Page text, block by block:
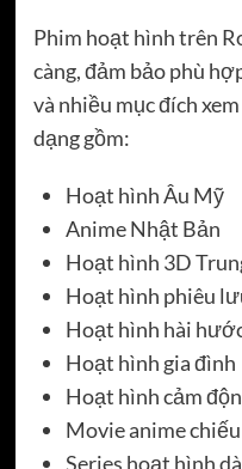
Phim hoạt hình trên
càng, đảm bảo phù
và nhiều mục đích
dạng gồm:
Hoạt hình Âu Mỹ
Anime Nhật Bản
Hoạt hình 3D
Hoạt hình phiêu
Hoạt hình hài
Hoạt hình gia đình
Hoạt hình cảm
Movie anime
Series hoạt hình